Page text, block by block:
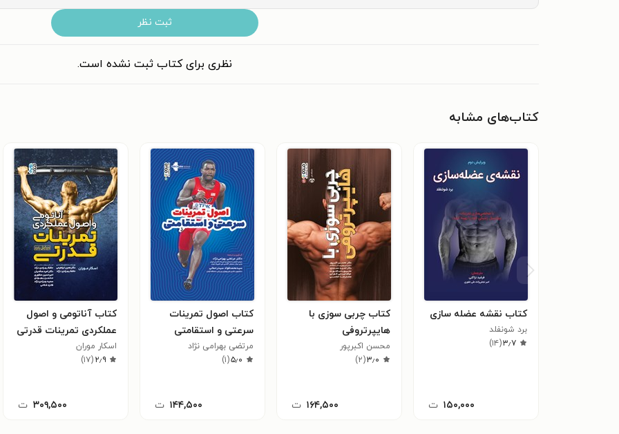
ثبت نظر
نظری برای کتاب ثبت نشده است.
کتاب‌های مشابه
کتاب نقشه عضله سازی
برد شونفلد
۳٫۷(۱۴)
۱۵۰,۰۰۰ ت
کتاب چربی سوزی با
هایپرتروفی
محسن اکبرپور
۳٫۰(۲)
۱۶۴,۵۰۰ ت
کتاب اصول تمرینات
سرعتی و استقامتی
مرتضی بهرامی نژاد
۵٫۰(۱)
۱۴۴,۵۰۰ ت
کتاب آناتومی و اصول
عملکردی تمرینات قدرتی
اسکار موران
۲٫۹(۱۷)
۳۰۹,۵۰۰ ت